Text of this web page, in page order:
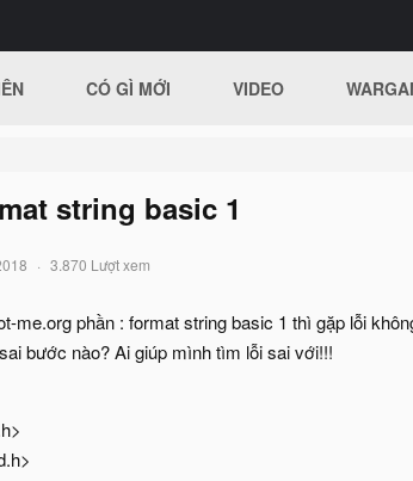
CÓ GÌ MỚI VIDEO
string basic 1
3.870 Lượt xem
me.org phần : format string basic 1 thì gặp lỗi
bước nào? Ai giúp mình tìm lỗi sai với!!!